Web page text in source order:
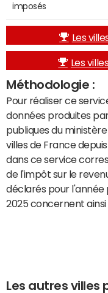
imposés
Les
Les
Méthodologie :
Pour réaliser ce
données produites
publiques du
villes de France
dans ce service
de l'impôt sur le
déclarés pour l'année
2025 concernent ainsi
Les autres villes